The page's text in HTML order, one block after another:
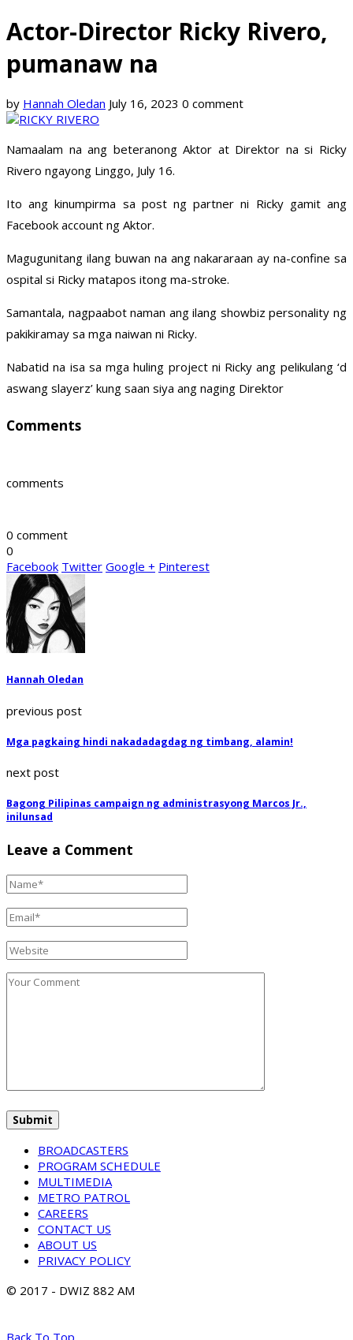
Actor-Director Ricky Rivero,
pumanaw na
by Hannah Oledan July 16, 2023 0 comment
Namaalam na ang beteranong Aktor at Direktor na si Ricky
Rivero ngayong Linggo, July 16.
Ito ang kinumpirma sa post ng partner ni Ricky gamit ang
Facebook account ng Aktor.
Magugunitang ilang buwan na ang nakararaan ay na-confine sa
ospital si Ricky matapos itong ma-stroke.
Samantala, nagpaabot naman ang ilang showbiz personality ng
pakikiramay sa mga naiwan ni Ricky.
Nabatid na isa sa mga huling project ni Ricky ang pelikulang ‘d
aswang slayerz’ kung saan siya ang naging Direktor
Comments
comments
0 comment
0
Facebook Twitter Google + Pinterest
Hannah Oledan
previous post
Mga pagkaing hindi nakadadagdag ng timbang, alamin!
next post
Bagong Pilipinas campaign ng administrasyong Marcos Jr.,
inilunsad
Leave a Comment
BROADCASTERS
PROGRAM SCHEDULE
MULTIMEDIA
METRO PATROL
CAREERS
CONTACT US
ABOUT US
PRIVACY POLICY
© 2017 - DWIZ 882 AM
Back To Top